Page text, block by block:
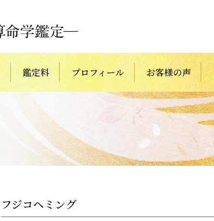
鑑定料 プロフィール お客様の声
フジコヘミング